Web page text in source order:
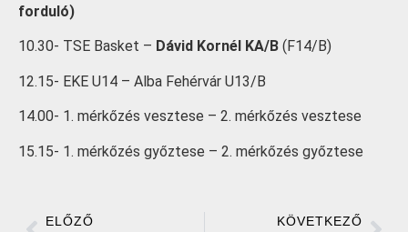
forduló)
10.30- TSE Basket – Dávid Kornél KA/B (F14/B)
12.15- EKE U14 – Alba Fehérvár U13/B
14.00- 1. mérkőzés vesztese – 2. mérkőzés vesztese
15.15- 1. mérkőzés győztese – 2. mérkőzés győztese
ELŐZŐ KÖVETKEZŐ